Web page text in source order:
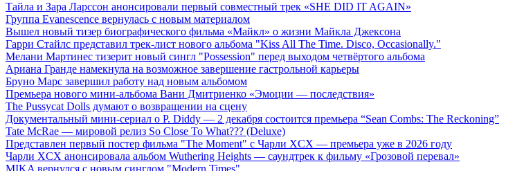
Тайла и Зара Ларссон анонсировали первый совместный трек «SHE DID IT AGAIN»
Группа Evanescence вернулась с новым материалом
Вышел новый тизер биографического фильма «Майкл» о жизни Майкла Джексона
Гарри Стайлс представил трек-лист нового альбома "Kiss All The Time. Disco, Occasionally."
Мелани Мартинес тизерит новый сингл "Possession" перед выходом четвёртого альбома
Ариана Гранде намекнула на возможное завершение гастрольной карьеры
Бруно Марс завершил работу над новым альбомом
Премьера нового мини-альбома Вани Дмитриенко «Эмоции — последствия»
The Pussycat Dolls думают о возвращении на сцену
Документальный мини-сериал о P. Diddy — 2 декабря состоится премьера “Sean Combs: The Reckoning”
Tate McRae — мировой релиз So Close To What??? (Deluxe)
Представлен первый постер фильма "The Moment" с Чарли XCX — премьера уже в 2026 году
Чарли XCX анонсировала альбом Wuthering Heights — саундтрек к фильму «Грозовой перевал»
MIKA вернулся с новым синглом "Modern Times"